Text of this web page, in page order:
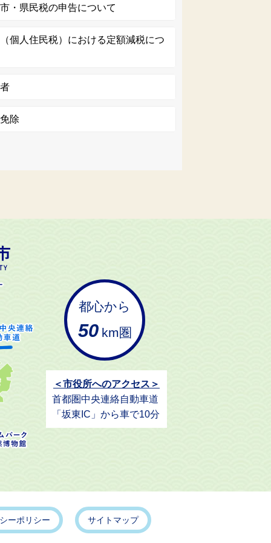
・県民税の申告について
個人住民税）における定額減税につ
除
都心から
50 km圏
＜市役所へのアクセス＞
首都圏中央連絡自動車道
「坂東IC」から車で10分
ーポリシー サイトマップ